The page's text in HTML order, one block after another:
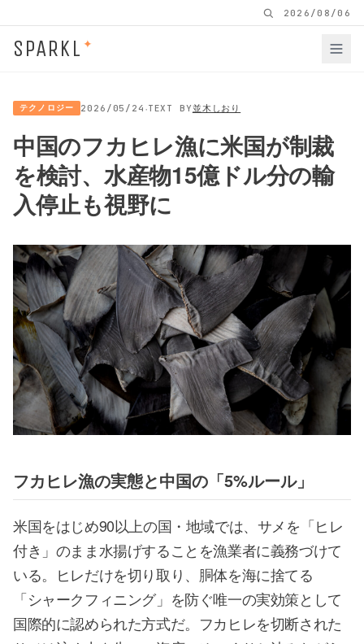
2026/08/06
SPARKL ✦
テクノロジー 2026/05/24 ·TEXT BY並木しおり
中国のフカヒレ漁に米国が制裁
を検討、水産物15億ドル分の輸
入停止も視野に
フカヒレ漁の実態と中国の「5%ルール」
米国をはじめ90以上の国・地域では、サメを「ヒレ
付き」のまま水揚げすることを漁業者に義務づけて
いる。ヒレだけを切り取り、胴体を海に捨てる
「シャークフィニング」を防ぐ唯一の実効策として
国際的に認められた方式だ。フカヒレを切断された